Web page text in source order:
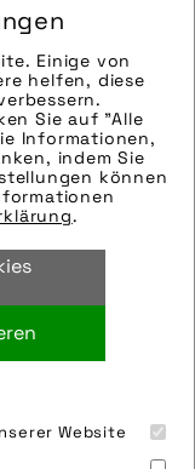
Einige von
helfen, diese
Sie auf "Alle
Informationen,
indem Sie
können
.
Website
|
60